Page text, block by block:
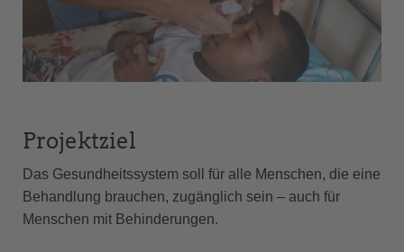
Projektziel
Das Gesundheitssystem soll für alle Menschen, die eine
Behandlung brauchen, zugänglich sein – auch für
Menschen mit Behinderungen.